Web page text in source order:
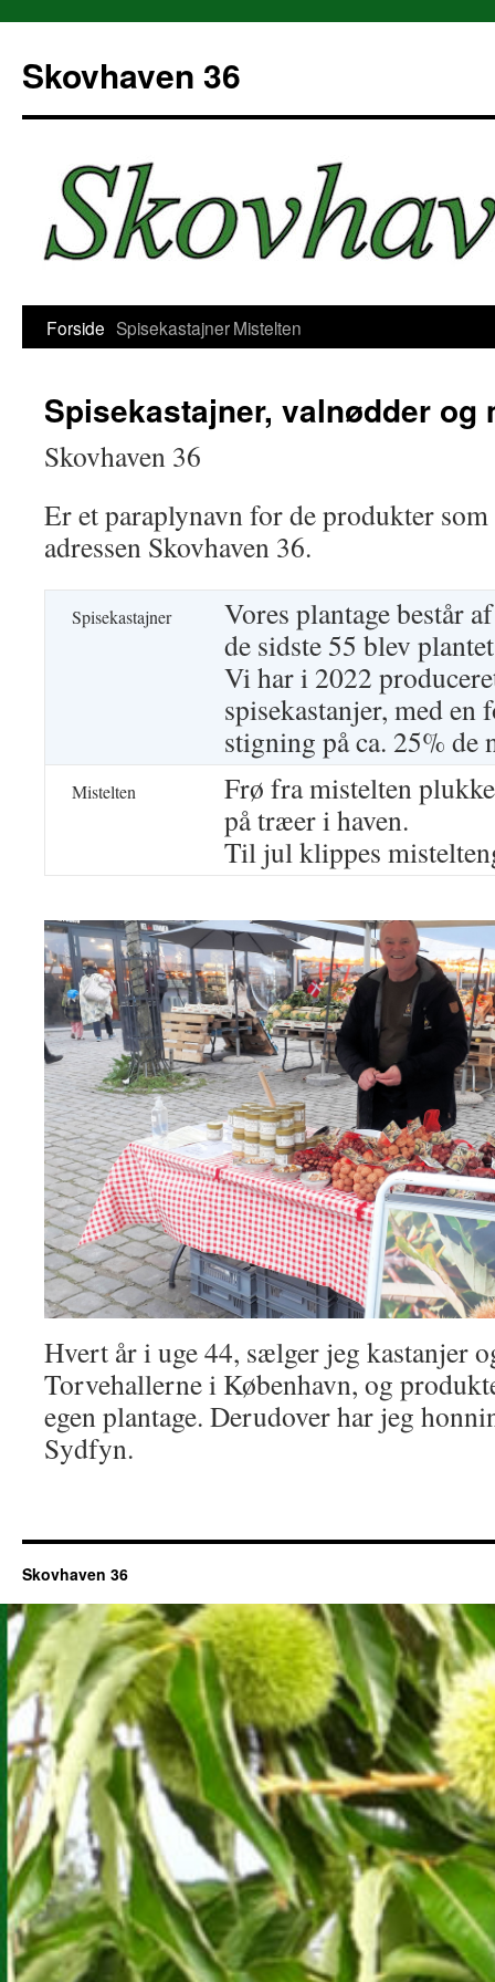
indhold
Skovhaven 36
Forside SpisekastajnerMistelten
Spisekastajner, valnødder og
Skovhaven 36
Er et paraplynavn for de produkter
adressen Skovhaven 36.
Spisekastajner
Vores plantage består
de sidste 55 blev
Vi har i 2022
spisekastanjer, med en
stigning på ca. 25% de
Mistelten
Frø fra mistelten
på træer i haven.
Til jul klippes
Hvert år i uge 44, sælger jeg kastanjer
Torvehallerne i København, og
egen plantage. Derudover har jeg
Sydfyn.
Skovhaven 36